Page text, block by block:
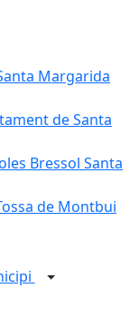
Margarida
de Santa
Bressol Santa
de Montbui